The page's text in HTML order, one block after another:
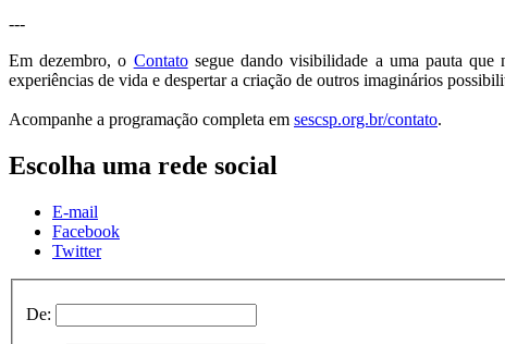
---
Em dezembro, o Contatosegue dando visibilidade a uma pauta que
experiências de vida e despertar a criação de outros imaginários
Acompanhe a programação completa em sescsp.org.br/contato.
Escolha uma rede social
E-mail
Facebook
Twitter
De: